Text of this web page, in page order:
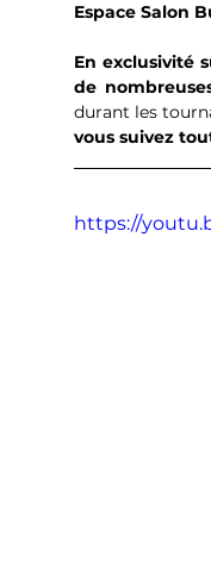
Espace Salon
En exclusivité
de
durant les
vous suivez
https://